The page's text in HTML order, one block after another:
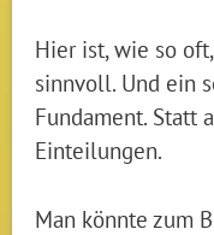
Hier ist, wie so
sinnvoll. Und ein
Fundament. Statt
Einteilungen.
Man könnte zum